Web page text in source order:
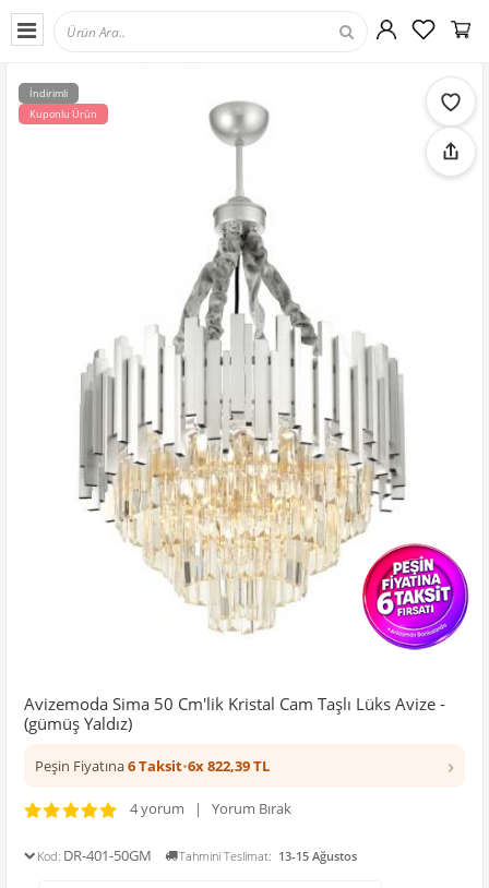
İndirimli
Kuponlu Ürün
Avizemoda Sima 50 Cm'lik Kristal Cam Taşlı Lüks Avize -
(gümüş Yaldız)
Peşin Fiyatına6 Taksit•6x 822,39 TL ›
4 yorum | Yorum Bırak
Kod: DR-401-50GM Tahmini Teslimat: 13-15 Ağustos